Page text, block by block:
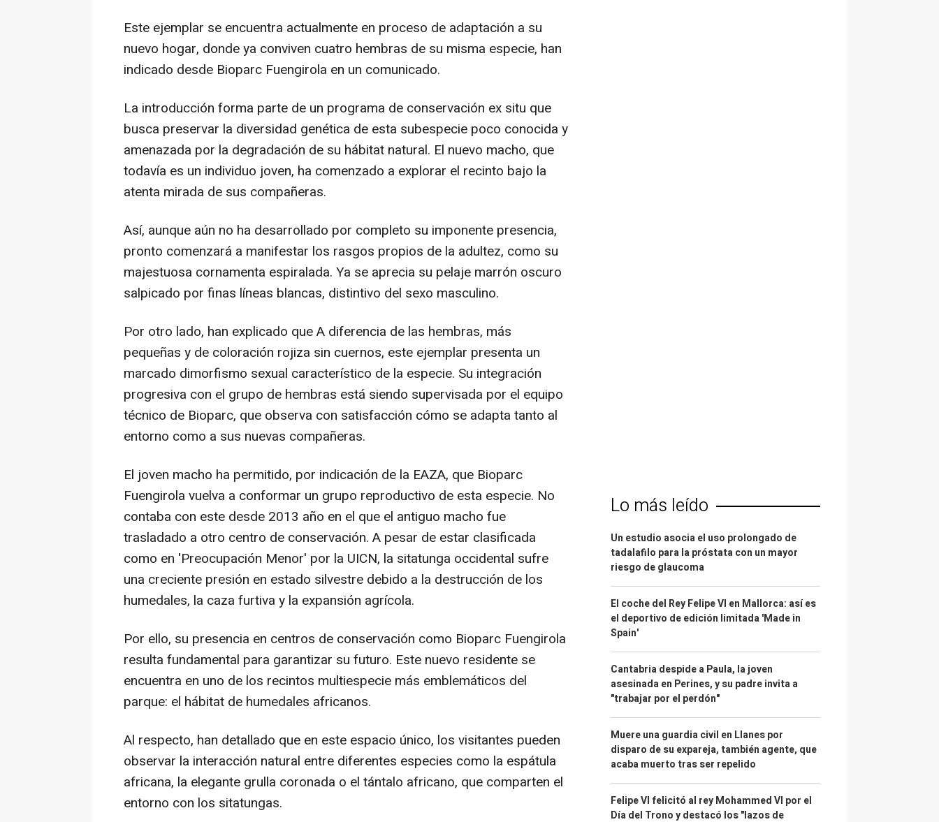
Este ejemplar se encuentra actualmente en proceso de adaptación a su
nuevo hogar, donde ya conviven cuatro hembras de su misma especie, han
indicado desde Bioparc Fuengirola en un comunicado.
La introducción forma parte de un programa de conservación ex situ que
busca preservar la diversidad genética de esta subespecie poco conocida y
amenazada por la degradación de su hábitat natural. El nuevo macho, que
todavía es un individuo joven, ha comenzado a explorar el recinto bajo la
atenta mirada de sus compañeras.
Así, aunque aún no ha desarrollado por completo su imponente presencia,
pronto comenzará a manifestar los rasgos propios de la adultez, como su
majestuosa cornamenta espiralada. Ya se aprecia su pelaje marrón oscuro
salpicado por finas líneas blancas, distintivo del sexo masculino.
Por otro lado, han explicado que A diferencia de las hembras, más
pequeñas y de coloración rojiza sin cuernos, este ejemplar presenta un
marcado dimorfismo sexual característico de la especie. Su integración
progresiva con el grupo de hembras está siendo supervisada por el equipo
técnico de Bioparc, que observa con satisfacción cómo se adapta tanto al
entorno como a sus nuevas compañeras.
El joven macho ha permitido, por indicación de la EAZA, que Bioparc
Fuengirola vuelva a conformar un grupo reproductivo de esta especie. No
contaba con este desde 2013 año en el que el antiguo macho fue
trasladado a otro centro de conservación. A pesar de estar clasificada
como en 'Preocupación Menor' por la UICN, la sitatunga occidental sufre
una creciente presión en estado silvestre debido a la destrucción de los
humedales, la caza furtiva y la expansión agrícola.
Por ello, su presencia en centros de conservación como Bioparc Fuengirola
resulta fundamental para garantizar su futuro. Este nuevo residente se
encuentra en uno de los recintos multiespecie más emblemáticos del
parque: el hábitat de humedales africanos.
Al respecto, han detallado que en este espacio único, los visitantes pueden
observar la interacción natural entre diferentes especies como la espátula
africana, la elegante grulla coronada o el tántalo africano, que comparten el
entorno con los sitatungas.
Lo más leído
Un estudio asocia el uso prolongado de
tadalafilo para la próstata con un mayor
riesgo de glaucoma
El coche del Rey Felipe VI en Mallorca: así es
el deportivo de edición limitada 'Made in
Spain'
Cantabria despide a Paula, la joven
asesinada en Perines, y su padre invita a
"trabajar por el perdón"
Muere una guardia civil en Llanes por
disparo de su expareja, también agente, que
acaba muerto tras ser repelido
Felipe VI felicitó al rey Mohammed VI por el
Día del Trono y destacó los "lazos de